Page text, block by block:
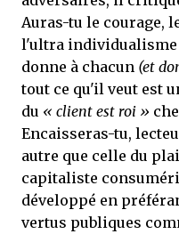
Auras-tu le courage,
l'ultra individualisme
donne à chacun (et
tout ce qu'il veut est
du « client est roi »
Encaisseras-tu,
autre que celle du
capitaliste
développé en
vertus publiques